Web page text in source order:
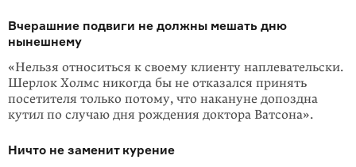
Вчерашние подвиги не должны мешать дню
нынешнему
«Нельзя относиться к своему клиенту наплевательски.
Шерлок Холмс нико­гда бы не отказался принять
посетителя только потому, что накануне допоздна
кутил по случаю дня рождения доктора Ватсона».
Ничто не заменит курение